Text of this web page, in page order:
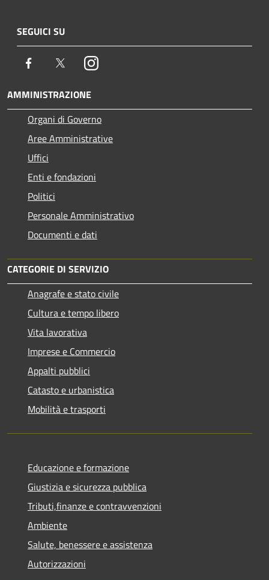
SEGUICI SU
Facebook TwitterInstagram
AMMINISTRAZIONE
Organi di Governo
Aree Amministrative
Uffici
Enti e fondazioni
Politici
Personale Amministrativo
Documenti e dati
CATEGORIE DI SERVIZIO
Anagrafe e stato civile
Cultura e tempo libero
Vita lavorativa
Imprese e Commercio
Appalti pubblici
Catasto e urbanistica
Mobilità e trasporti
Educazione e formazione
Giustizia e sicurezza pubblica
Tributi,finanze e contravvenzioni
Ambiente
Salute, benessere e assistenza
Autorizzazioni